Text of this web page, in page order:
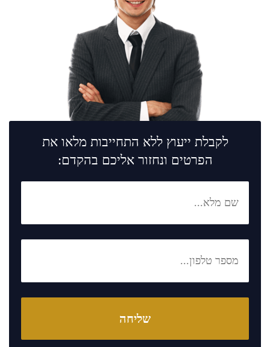
לקבלת ייעוץ ללא התחייבות מלאו את
הפרטים ונחזור אליכם בהקדם: